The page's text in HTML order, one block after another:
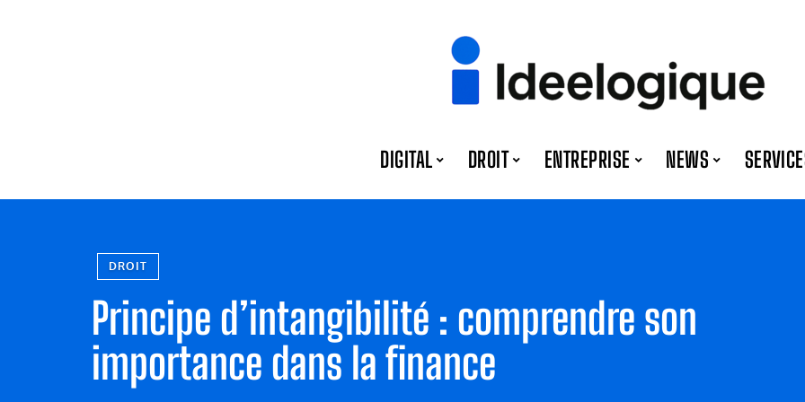
DIGITAL DROIT ENTREPRISE NEWS
DROIT
Principe d’intangibilité : comprendre son
importance dans la finance